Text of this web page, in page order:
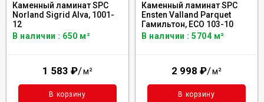
Каменный ламинат SPC
Norland Sigrid Alva, 1001-
12
В наличии : 650 м²
1 583 ₽/м²
В корзину
Каменный ламинат SPC
Ensten Valland Parquet
Гамильтон, ECO 103-10
В наличии : 5704 м²
2 998 ₽/м²
В корзину